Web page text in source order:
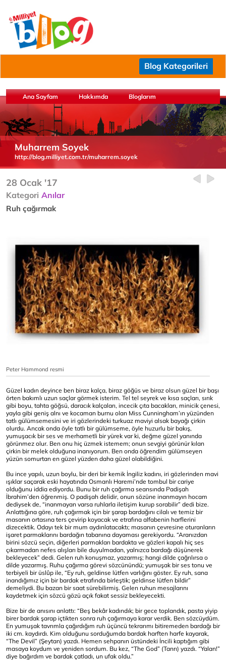
Blog Kategorileri
Ana Sayfam Hakkımda Bloglarım
Muharrem Soyek
http://blog.milliyet.com.tr/muharrem.soyek
28 Ocak '17
Kategori Anılar
Ruh çağırmak
Peter Hammond resmi
Güzel kadın deyince ben biraz kalça, biraz göğüs ve biraz olsun güzel bir başı
örten bakımlı uzun saçlar görmek isterim. Tel tel seyrek ve kısa saçları, sırık
gibi boyu, tahta göğsü, daracık kalçaları, incecik çıta bacakları, minicik çenesi,
yayla gibi geniş alnı ve kocaman burnu olan Miss Cunningham’ın yüzünden
tatlı gülümsemesini ve iri gözlerindeki turkuaz maviyi alsak bayağı çirkin
olurdu. Ancak onda öyle tatlı bir gülümseme, öyle huzurlu bir bakış,
yumuşacık bir ses ve merhametli bir yürek var ki, değme güzel yanında
görünmez olur. Ben onu hiç üzmek istemem; onun sevgiyi görünür kılan
çirkin bir melek olduğuna inanıyorum. Ben onda öğrendim gülümseyen
yüzün somurtan en güzel yüzden daha güzel olabildiğini.
Bu ince yapılı, uzun boylu, bir deri bir kemik İngiliz kadını, iri gözlerinden mavi
ışıklar saçarak eski hayatında Osmanlı Haremi’nde tombul bir cariye
olduğunu iddia ediyordu. Bunu bir ruh çağırma seansında Padişah
İbrahim’den öğrenmiş. O padişah delidir, onun sözüne inanmayın hocam
dediysek de, “inanmayan varsa ruhlarla iletişim kurup sorabilir” dedi bize.
Anlattığına göre, ruh çağırmak için bir şarap bardağını cilalı ve temiz bir
masanın ortasına ters çevirip koyacak ve etrafına alfabenin harflerini
dizecektik. Odayı tek bir mum aydınlatacaktı; masanın çevresine oturanların
işaret parmaklarını bardağın tabanına dayaması gerekiyordu. “Aranızdan
birini sözcü seçin, diğerleri parmakları bardakta ve gözleri kapalı hiç ses
çıkarmadan nefes alışları bile duyulmadan, yalnızca bardağı düşünerek
bekleyecek” dedi. Gelen ruh konuşmaz, yazarmış; hangi dilde çağrılırsa o
dilde yazarmış. Ruhu çağırma görevi sözcünündü; yumuşak bir ses tonu ve
terbiyeli bir üslûp ile, “Ey ruh, geldinse lütfen varlığını göster. Ey ruh, sana
inandığımız için bir bardak etrafında birleştik; geldinse lütfen bildir”
demeliydi. Bu bazan bir saat sürebilirmiş. Gelen ruhun mesajlarını
kaydetmek için sözcü gözü açık fakat sessiz bekleyecekti.
Bize bir de anısını anlattı: “Beş bekâr kadındık; bir gece toplandık, pasta yiyip
birer bardak şarap içtikten sonra ruh çağırmaya karar verdik. Ben sözcüydüm.
En yumuşak tavrımla çağırdığım ruh üçüncü tekrarımı bitiremeden bardağı bir
iki cm. kaydırdı. Kim olduğunu sorduğumda bardak harften harfe kayarak,
“The Devil” (Şeytan) yazdı. Hemen sehpanın üstündeki İncili kaptığım gibi
masaya koydum ve yeniden sordum. Bu kez, “The God” (Tanrı) yazdı. “Yalan!”
diye bağırdım ve bardak çatladı, un ufak oldu.”